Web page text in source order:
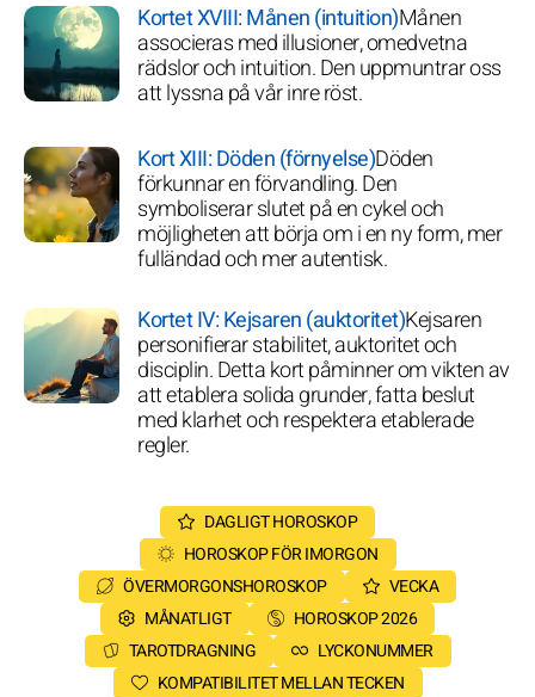
Kortet XVIII: Månen (intuition)Månen
associeras med illusioner, omedvetna
rädslor och intuition. Den uppmuntrar oss
att lyssna på vår inre röst.
Kort XIII: Döden (förnyelse)Döden
förkunnar en förvandling. Den
symboliserar slutet på en cykel och
möjligheten att börja om i en ny form, mer
fulländad och mer autentisk.
Kortet IV: Kejsaren (auktoritet)Kejsaren
personifierar stabilitet, auktoritet och
disciplin. Detta kort påminner om vikten av
att etablera solida grunder, fatta beslut
med klarhet och respektera etablerade
regler.
DAGLIGT HOROSKOP
HOROSKOP FÖR IMORGON
ÖVERMORGONSHOROSKOP
VECKA
MÅNATLIGT
HOROSKOP 2026
TAROTDRAGNING
LYCKONUMMER
KOMPATIBILITET MELLAN TECKEN